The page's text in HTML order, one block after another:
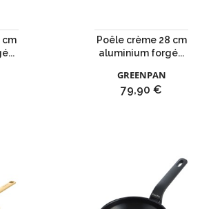
cm
Poêle crème 28 cm
aluminium forgé...
GREENPAN
Prix
79,90 €